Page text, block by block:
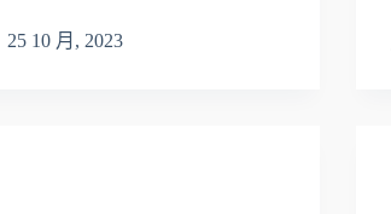
25 10 月, 2023